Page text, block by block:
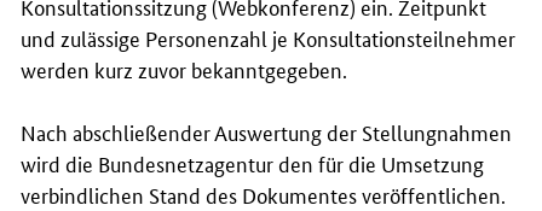
Konsultationssitzung (Webkonferenz) ein. Zeitpunkt
und zulässige Personenzahl je Konsultationsteilnehmer
werden kurz zuvor bekanntgegeben.
Nach abschließender Auswertung der Stellungnahmen
wird die Bundesnetzagentur den für die Umsetzung
verbindlichen Stand des Dokumentes veröffentlichen.